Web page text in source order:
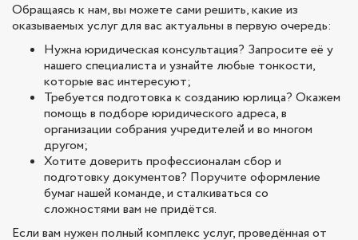
Обращаясь к нам, вы можете сами решить, какие из
оказываемых услуг для вас актуальны в первую очередь:
Нужна юридическая консультация? Запросите её у
нашего специалиста и узнайте любые тонкости,
которые вас интересуют;
Требуется подготовка к созданию юрлица? Окажем
помощь в подборе юридического адреса, в
организации собрания учредителей и во многом
другом;
Хотите доверить профессионалам сбор и
подготовку документов? Поручите оформление
бумаг нашей команде, и сталкиваться со
сложностями вам не придётся.
Если вам нужен полный комплекс услуг, проведённая от